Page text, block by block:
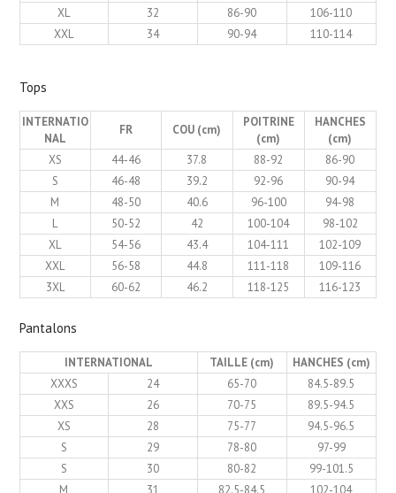
XL
32 86-90
106-110
XXL
34 90-94 110-114
Tops
INTERNATIO
NAL
FR COU (cm)
POITRINE
(cm)
HANCHES
(cm)
XS
44-46 37.8 88-92
86-90
S
46-48 39.2 92-96
90-94
M
48-50 40.6 96-100
94-98
L
50-52 42 100-104
98-102
XL
54-56 43.4 104-111
102-109
XXL
56-58 44.8 111-118
109-116
3XL
60-62 46.2 118-125 116-123
Pantalons
INTERNATIONAL TAILLE (cm)
HANCHES (cm)
XXXS
24 65-70
84.5-89.5
XXS
26 70-75
89.5-94.5
XS
28 75-77
94.5-96.5
S
29 78-80
97-99
S
30 80-82
99-101.5
M
31 82.5-84.5
102-104